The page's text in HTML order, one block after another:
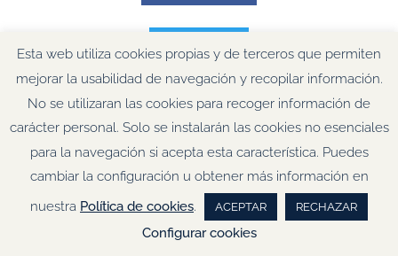
Twitter
Pinterest
LinkedIn
Esta web utiliza cookies propias y de terceros que permiten
mejorar la usabilidad de navegación y recopilar información.
No se utilizaran las cookies para recoger información de
carácter personal. Solo se instalarán las cookies no esenciales
para la navegación si acepta esta característica. Puedes
cambiar la configuración u obtener más información en
nuestra Política de cookies. ACEPTAR RECHAZAR
Configurar cookies